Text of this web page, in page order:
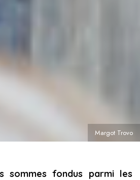
Margot Trovo
sommes fondus parmi les